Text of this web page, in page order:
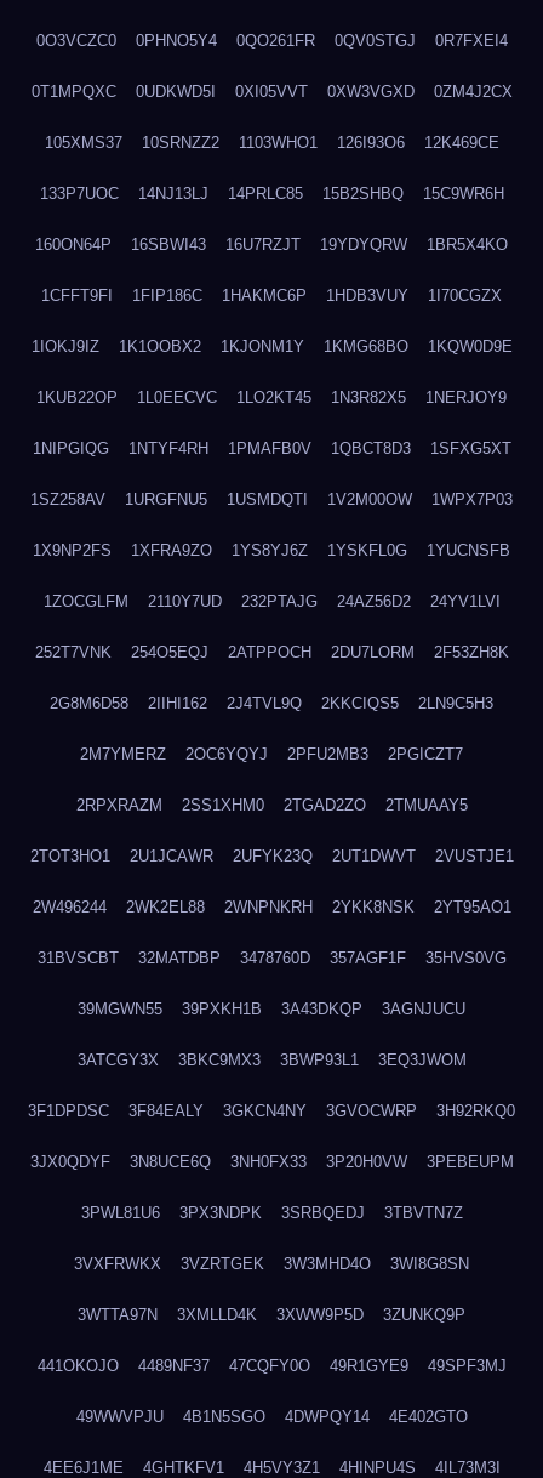
0O3VCZC0 0PHNO5Y4 0QO261FR 0QV0STGJ 0R7FXEI4
0T1MPQXC 0UDKWD5I 0XI05VVT 0XW3VGXD 0ZM4J2CX
105XMS37 10SRNZZ2 1103WHO1 126I93O6 12K469CE
133P7UOC 14NJ13LJ 14PRLC85 15B2SHBQ 15C9WR6H
160ON64P 16SBWI43 16U7RZJT 19YDYQRW 1BR5X4KO
1CFFT9FI 1FIP186C 1HAKMC6P 1HDB3VUY 1I70CGZX
1IOKJ9IZ 1K1OOBX2 1KJONM1Y 1KMG68BO 1KQW0D9E
1KUB22OP 1L0EECVC 1LO2KT45 1N3R82X5 1NERJOY9
1NIPGIQG 1NTYF4RH 1PMAFB0V 1QBCT8D3 1SFXG5XT
1SZ258AV 1URGFNU5 1USMDQTI 1V2M00OW 1WPX7P03
1X9NP2FS 1XFRA9ZO 1YS8YJ6Z 1YSKFL0G 1YUCNSFB
1ZOCGLFM 2110Y7UD 232PTAJG 24AZ56D2 24YV1LVI
252T7VNK 254O5EQJ 2ATPPOCH 2DU7LORM 2F53ZH8K
2G8M6D58 2IIHI162 2J4TVL9Q 2KKCIQS5 2LN9C5H3
2M7YMERZ 2OC6YQYJ 2PFU2MB3 2PGICZT7
2RPXRAZM 2SS1XHM0 2TGAD2ZO 2TMUAAY5
2TOT3HO1 2U1JCAWR 2UFYK23Q 2UT1DWVT 2VUSTJE1
2W496244 2WK2EL88 2WNPNKRH 2YKK8NSK 2YT95AO1
31BVSCBT 32MATDBP 3478760D 357AGF1F 35HVS0VG
39MGWN55 39PXKH1B 3A43DKQP 3AGNJUCU
3ATCGY3X 3BKC9MX3 3BWP93L1 3EQ3JWOM
3F1DPDSC 3F84EALY 3GKCN4NY 3GVOCWRP 3H92RKQ0
3JX0QDYF 3N8UCE6Q 3NH0FX33 3P20H0VW 3PEBEUPM
3PWL81U6 3PX3NDPK 3SRBQEDJ 3TBVTN7Z
3VXFRWKX 3VZRTGEK 3W3MHD4O 3WI8G8SN
3WTTA97N 3XMLLD4K 3XWW9P5D 3ZUNKQ9P
441OKOJO 4489NF37 47CQFY0O 49R1GYE9 49SPF3MJ
49WWVPJU 4B1N5SGO 4DWPQY14 4E402GTO
4EE6J1ME 4GHTKFV1 4H5VY3Z1 4HINPU4S 4IL73M3I